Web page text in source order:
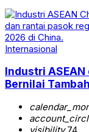
Internasional
Industri
Bernilai